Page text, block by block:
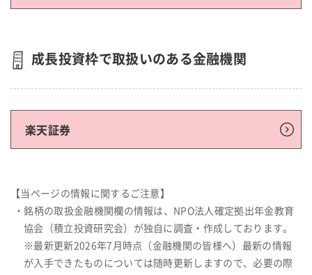
成長投資枠で取扱いのある金融機関
楽天証券
【当ページの情報に関するご注意】
・銘柄の取扱金融機関欄の情報は、NPO法人確定拠出年金教育
協会（積立投資研究会）が独自に調査・作成しております。
※最新更新2026年7月時点（金融機関の皆様へ）最新の情報
が入手できたものについては随時更新しますので、必要の際